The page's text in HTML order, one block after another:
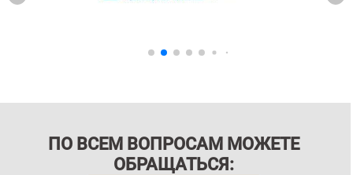
ПО ВСЕМ ВОПРОСАМ МОЖЕТЕ
ОБРАЩАТЬСЯ: